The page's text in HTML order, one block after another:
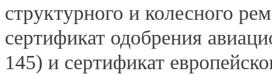
структурного и колесного
сертификат одобрения
145) и сертификат